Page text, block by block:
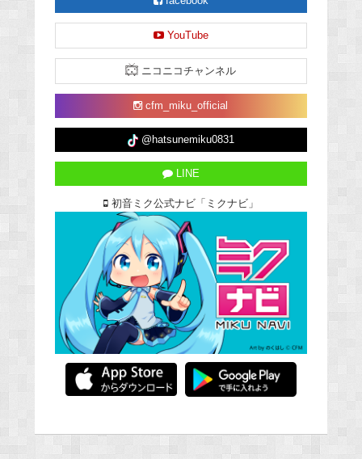
YouTube
ニコニコチャンネル
cfm_miku_official
@hatsunemiku0831
LINE
初音ミク公式ナビ「ミクナビ」